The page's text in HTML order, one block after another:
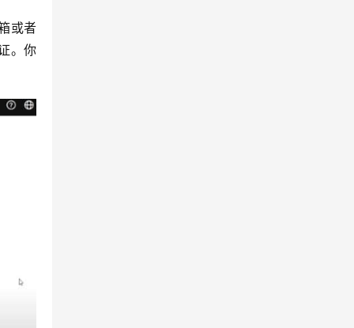
或者
。你